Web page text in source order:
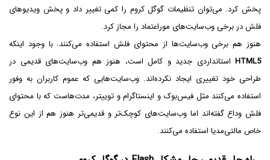
پخش کرد. می‌توان تنظیمات گوگل کروم را کمی تغییر داد و پخش ویدیوهای
فلش در برخی وب‌سایت‌های موراعتماد را مجاز کرد.
هنوز هم برخی وب‌سایت‌ها از محتوای فلش استفاده می‌کنند. با وجود اینکه
HTML5 استانداردی جدید و کامل است، هنوز هم وب‌سایت‌های قدیمی در
طراحی خود تغییری ایجاد نکرده‌اند. وب‌سایت‌هایی که عموم کاربران به وفور
استفاده می‌کنند مثل فیس‌بوک و اینستاگرام و توییتر، مدت‌هاست که با محتوای
فلش وداع گفته‌اند اما وب‌سایت‌های کوچک‌تر و قدیمی‌تر هنوز هم از این نوع
خاص مالتی‌مدیا استفاده می‌کنند.